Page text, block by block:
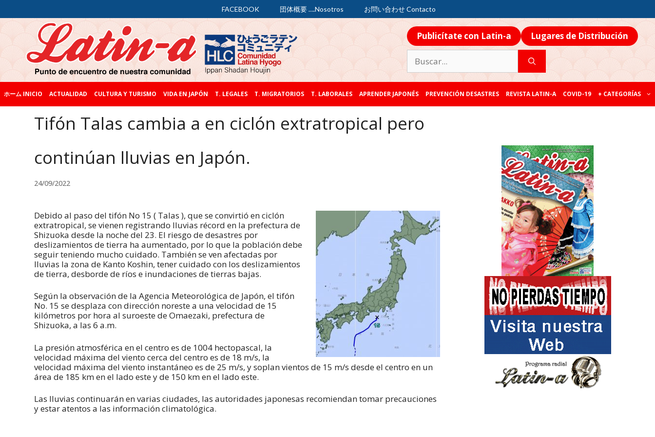
FACEBOOK 団体概要 ….Nosotros お問い合わせ Contacto
Publicítate con Latin-a Lugares de Distribución
ホーム INICIO ACTUALIDAD CULTURA Y TURISMO VIDA EN JAPÓN T. LEGALES T. MIGRATORIOS T. LABORALES APRENDER JAPONÉS PREVENCIÓN DESASTRES REVISTA LATIN-A COVID-19 + CATEGORÍAS
Tifón Talas cambia a en ciclón extratropical pero
continúan lluvias en Japón.
24/09/2022
Debido al paso del tifón No 15 ( Talas ), que se convirtió en ciclón
extratropical, se vienen registrando lluvias récord en la prefectura de
Shizuoka desde la noche del 23. El riesgo de desastres por
deslizamientos de tierra ha aumentado, por lo que la población debe
seguir teniendo mucho cuidado. También se ven afectadas por
lluvias la zona de Kanto Koshin, tener cuidado con los deslizamientos
de tierra, desborde de ríos e inundaciones de tierras bajas.
Según la observación de la Agencia Meteorológica de Japón, el tifón
No. 15 se desplaza con dirección noreste a una velocidad de 15
kilómetros por hora al suroeste de Omaezaki, prefectura de
Shizuoka, a las 6 a.m.
La presión atmosférica en el centro es de 1004 hectopascal, la
velocidad máxima del viento cerca del centro es de 18 m/s, la
velocidad máxima del viento instantáneo es de 25 m/s, y soplan vientos de 15 m/s desde el centro en un
área de 185 km en el lado este y de 150 km en el lado este.
Las lluvias continuarán en varias ciudades, las autoridades japonesas recomiendan tomar precauciones
y estar atentos a las información climatológica.